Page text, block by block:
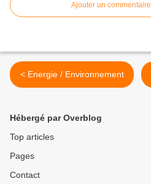
Ajouter un commentaire
< Energie / Environnement
Hébergé par Overblog
Top articles
Pages
Contact